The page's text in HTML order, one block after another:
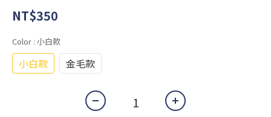
NT$350
Color : 小白款
小白款 金毛款